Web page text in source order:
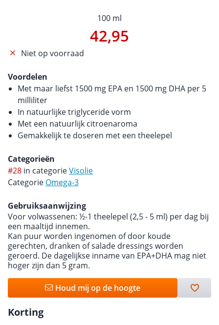
100 ml
42,95
Niet op voorraad
Voordelen
Met maar liefst 1500 mg EPA en 1500 mg DHA per 5
milliliter
In natuurlijke triglyceride vorm
Met een natuurlijk citroenaroma
Gemakkelijk te doseren met een theelepel
Categorieën
#28 in categorieVisolie
Categorie Omega-3
Gebruiksaanwijzing
Voor volwassenen: ½-1 theelepel (2,5 - 5 ml) per dag bij
een maaltijd innemen.
Kan puur worden ingenomen of door koude
gerechten, dranken of salade dressings worden
geroerd. De dagelijkse inname van EPA+DHA mag niet
hoger zijn dan 5 gram.
Houd mij op de hoogte
Korting